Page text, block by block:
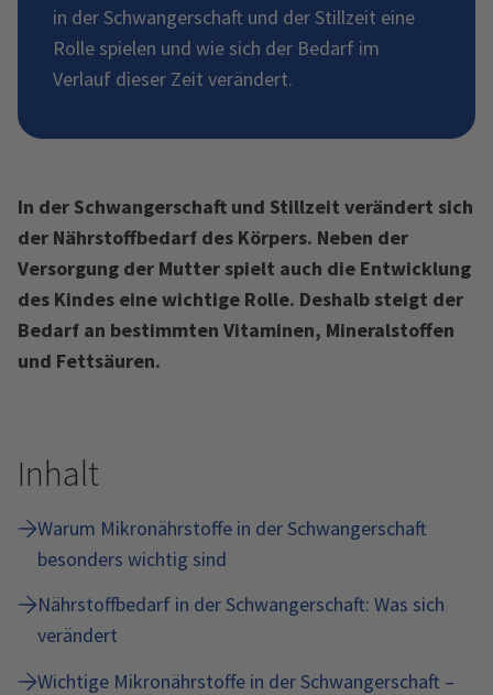
in der Schwangerschaft und der Stillzeit eine
Rolle spielen und wie sich der Bedarf im
Verlauf dieser Zeit verändert.
In der Schwangerschaft und Stillzeit verändert sich
der Nährstoffbedarf des Körpers. Neben der
Versorgung der Mutter spielt auch die Entwicklung
des Kindes eine wichtige Rolle. Deshalb steigt der
Bedarf an bestimmten Vitaminen, Mineralstoffen
und Fettsäuren.
Inhalt
Warum Mikronährstoffe in der Schwangerschaft
besonders wichtig sind
Nährstoffbedarf in der Schwangerschaft: Was sich
verändert
Wichtige Mikronährstoffe in der Schwangerschaft –